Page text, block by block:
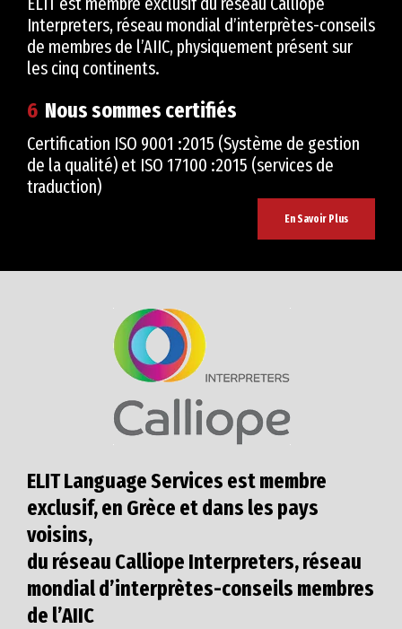
Interpreters, réseau mondial d’interprètes-conseils
de membres de l’AIIC, physiquement présent sur
les cinq continents.
6 Nous sommes certifiés
Certification ISO 9001 :2015 (Système de gestion
de la qualité) et ISO 17100 :2015 (services de
traduction)
En Savoir Plus
ELIT Language Services est membre
exclusif, en Grèce et dans les pays
voisins,
du réseau Calliope Interpreters, réseau
mondial d’interprètes-conseils membres
de l’AIIC